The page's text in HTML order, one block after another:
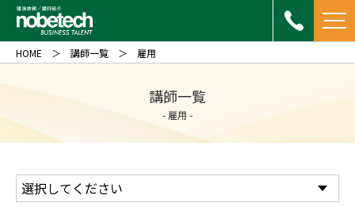
講師一覧
- 雇用 -
HOME 講師一覧 雇用